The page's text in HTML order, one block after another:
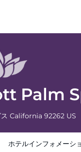
Palm
California 92262 US
ホテルインフォメーシ